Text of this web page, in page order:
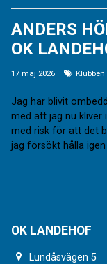
ANDERS
OK
17 maj 2026 Klubben
Jag har blivit
med att jag nu kliver
med risk för att det
jag försökt hålla
OK LANDEHOF
Lundåsvägen 5